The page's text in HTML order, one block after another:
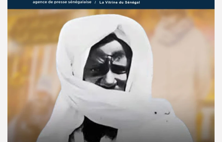
© Copyright 2025, APS